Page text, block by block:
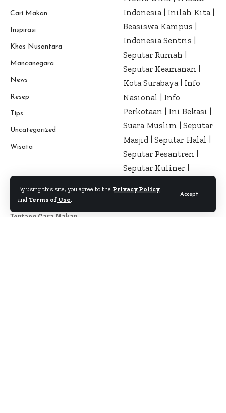
By using this site, you agree to the Privacy Policy
and Terms of Use.
Accept
Cari Makan
Inspirasi
Khas Nusantara
Mancanegara
News
Resep
Tips
Uncategorized
Wisata
Indonesia
Inilah Kita
Beasiswa Kampus
Indonesia Sentris
Seputar Rumah
Seputar Keamanan
Kota Surabaya
Info
Nasional
Info
Perkotaan
Ini Bekasi
Suara Muslim
Seputar
Masjid Seputar Halal
Seputar Pesantren
Seputar Kuliner
Tentang Cara Makan